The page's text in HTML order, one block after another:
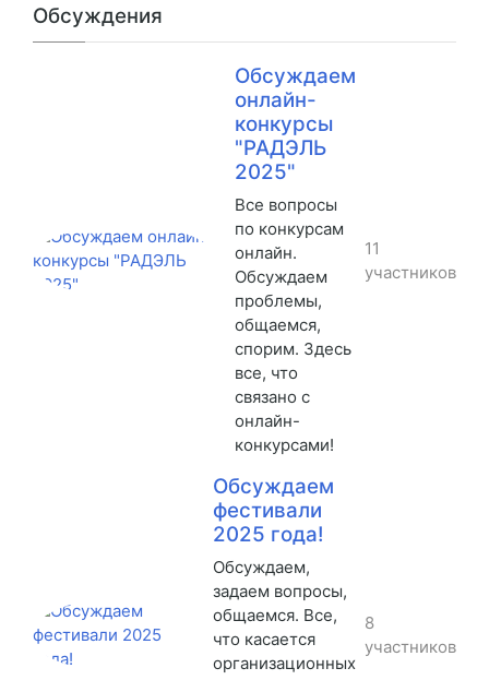
Обсуждения
Обсуждаем
онлайн-
конкурсы
"РАДЭЛЬ
2025"
Все вопросы
по конкурсам
онлайн.
Обсуждаем
проблемы,
общаемся,
спорим. Здесь
все, что
связано с
онлайн-
конкурсами!
11
участников
Обсуждаем
фестивали
2025 года!
Обсуждаем,
задаем вопросы,
общаемся. Все,
что касается
организационных
8
участников